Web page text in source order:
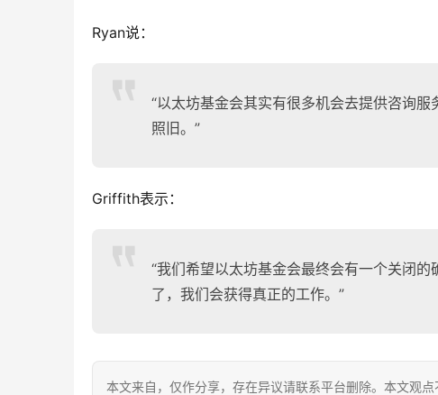
Ryan说：
“以太坊基金会其实有很多机会去提供咨询
照旧。”
Griffith表示：
“我们希望以太坊基金会最终会有一个关闭
了，我们会获得真正的工作。”
本文来自 ，仅作分享，存在异议请联系平台删除。本文观